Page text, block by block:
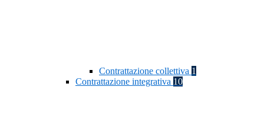
Contrattazione collettiva 1
Contrattazione integrativa 10